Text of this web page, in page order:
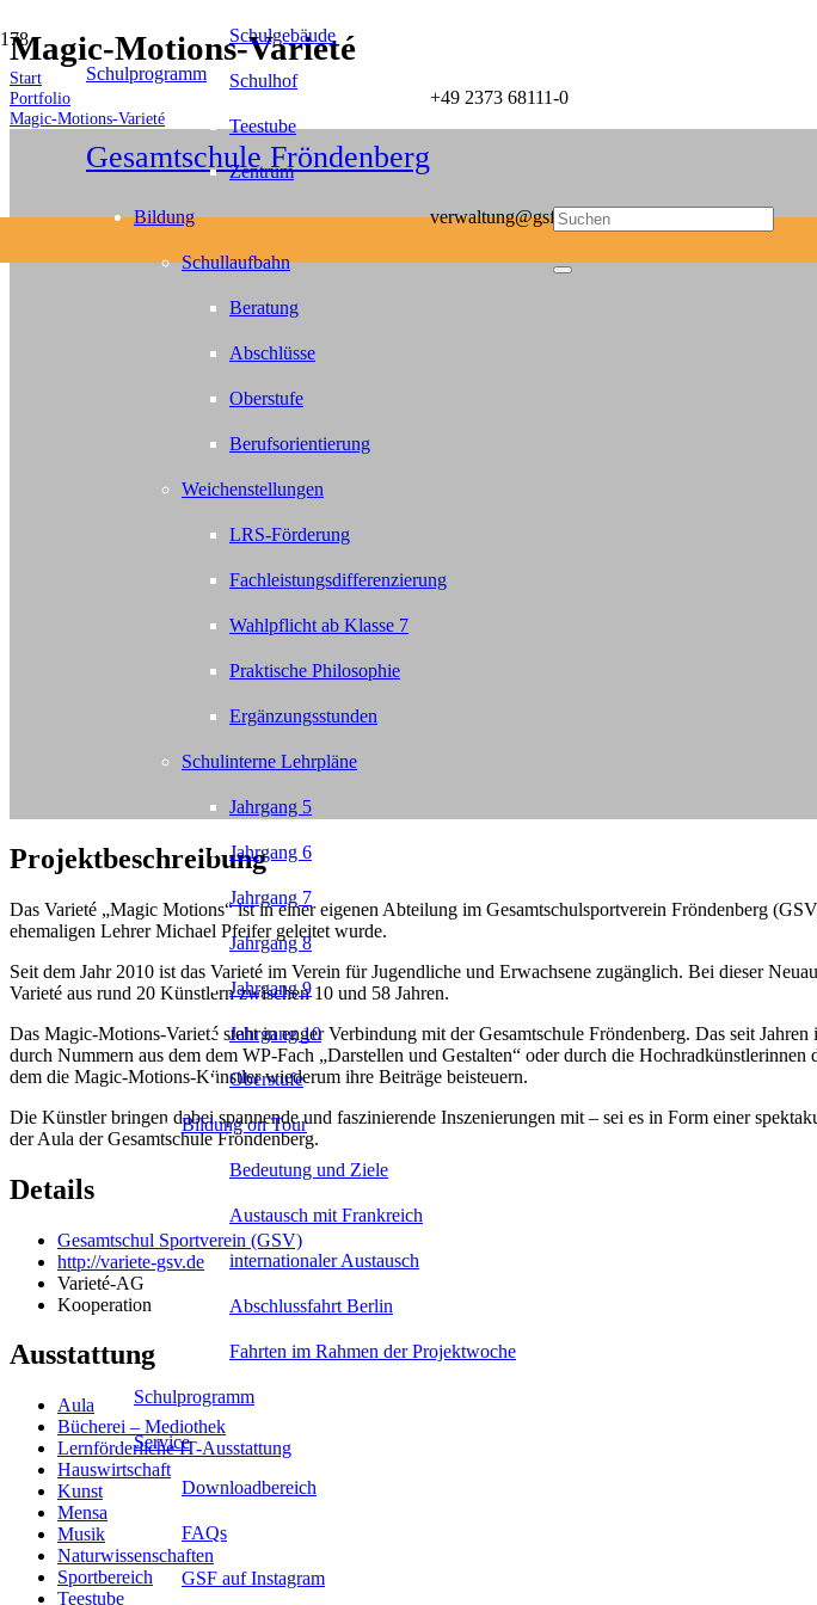
Schulprogramm
Gesamtschule Fröndenberg
+49 2373 68111-0
verwaltung@gsf-mail.de
Schulgebäude
Schulhof
Teestube
Zentrum
Bildung
Schullaufbahn
Beratung
Abschlüsse
Oberstufe
Berufsorientierung
Weichenstellungen
LRS-Förderung
Fachleistungsdifferenzierung
Wahlpflicht ab Klasse 7
Praktische Philosophie
Ergänzungsstunden
Schulinterne Lehrpläne
Jahrgang 5
Jahrgang 6
Jahrgang 7
Jahrgang 8
Jahrgang 9
Jahrgang 10
Oberstufe
Bildung on Tour
Bedeutung und Ziele
Austausch mit Frankreich
internationaler Austausch
Abschlussfahrt Berlin
Fahrten im Rahmen der Projektwoche
Schulprogramm
Service
Downloadbereich
FAQs
GSF auf Instagram
Magic-Motions-Varieté
Start
Portfolio
Magic-Motions-Varieté
Projektbeschreibung
Das Varieté „Magic Motions“ ist in einer eigenen Abteilung im Gesamtschulsportverein Fröndenberg
ehemaligen Lehrer Michael Pfeifer geleitet wurde.
Seit dem Jahr 2010 ist das Varieté im Verein für Jugendliche und Erwachsene zugänglich. Bei dieser
Varieté aus rund 20 Künstlern zwischen 10 und 58 Jahren.
Das Magic-Motions-Varieté steht in enger Verbindung mit der Gesamtschule Fröndenberg. Das seit
durch Nummern aus dem dem WP-Fach „Darstellen und Gestalten“ oder durch die
dem die Magic-Motions-Künstler wiederum ihre Beiträge beisteuern.
Die Künstler bringen dabei spannende und faszinierende Inszenierungen mit – sei es in Form einer
der Aula der Gesamtschule Fröndenberg.
Details
Gesamtschul Sportverein (GSV)
http://variete-gsv.de
Varieté-AG
Kooperation
Ausstattung
Aula
Bücherei – Mediothek
Lernförderliche IT-Ausstattung
Hauswirtschaft
Kunst
Mensa
Musik
Naturwissenschaften
Sportbereich
Teestube